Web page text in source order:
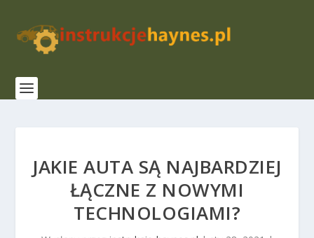
JAKIE AUTA SĄ NAJBARDZIEJ
ŁĄCZNE Z NOWYMI
TECHNOLOGIAMI?